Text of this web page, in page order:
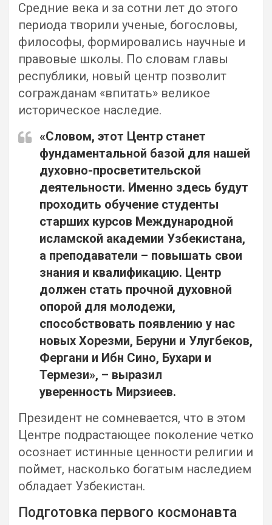
Средние века и за сотни лет до этого
периода творили ученые, богословы,
философы, формировались научные и
правовые школы. По словам главы
республики, новый центр позволит
согражданам «впитать» великое
историческое наследие.
«Словом, этот Центр станет
фундаментальной базой для нашей
духовно-просветительской
деятельности. Именно здесь будут
проходить обучение студенты
старших курсов Международной
исламской академии Узбекистана,
а преподаватели – повышать свои
знания и квалификацию. Центр
должен стать прочной духовной
опорой для молодежи,
способствовать появлению у нас
новых Хорезми, Беруни и Улугбеков,
Фергани и Ибн Сино, Бухари и
Термези», – выразил
уверенность Мирзиеев.
Президент не сомневается, что в этом
Центре подрастающее поколение четко
осознает истинные ценности религии и
поймет, насколько богатым наследием
обладает Узбекистан.
Подготовка первого космонавта